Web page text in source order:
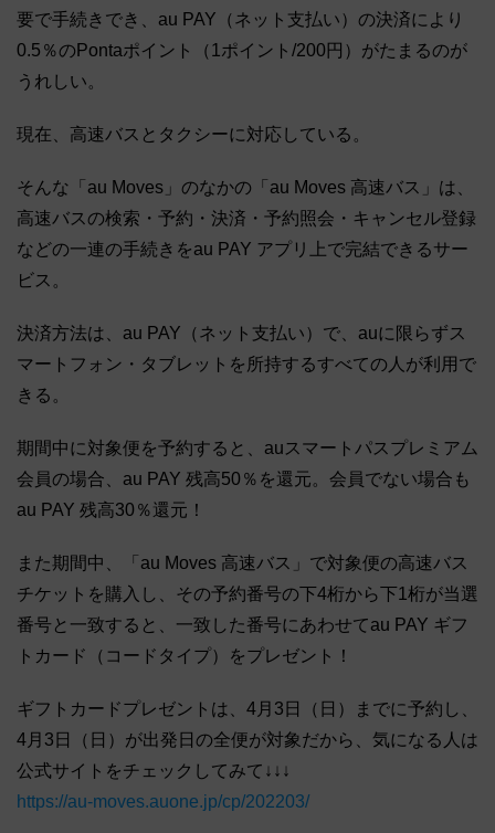
要で手続きでき、au PAY（ネット支払い）の決済により
0.5％のPontaポイント（1ポイント/200円）がたまるのが
うれしい。
現在、高速バスとタクシーに対応している。
そんな「au Moves」のなかの「au Moves 高速バス」は、
高速バスの検索・予約・決済・予約照会・キャンセル登録
などの一連の手続きをau PAY アプリ上で完結できるサー
ビス。
決済方法は、au PAY（ネット支払い）で、auに限らずス
マートフォン・タブレットを所持するすべての人が利用で
きる。
期間中に対象便を予約すると、auスマートパスプレミアム
会員の場合、au PAY 残高50％を還元。会員でない場合も
au PAY 残高30％還元！
また期間中、「au Moves 高速バス」で対象便の高速バス
チケットを購入し、その予約番号の下4桁から下1桁が当選
番号と一致すると、一致した番号にあわせてau PAY ギフ
トカード（コードタイプ）をプレゼント！
ギフトカードプレゼントは、4月3日（日）までに予約し、
4月3日（日）が出発日の全便が対象だから、気になる人は
公式サイトをチェックしてみて↓↓↓
https://au-moves.auone.jp/cp/202203/